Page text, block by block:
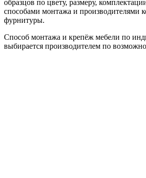
образцов по цвету, размеру,
способами монтажа и производителями
фурнитуры.
Способ монтажа и крепёж мебели по
выбирается производителем по